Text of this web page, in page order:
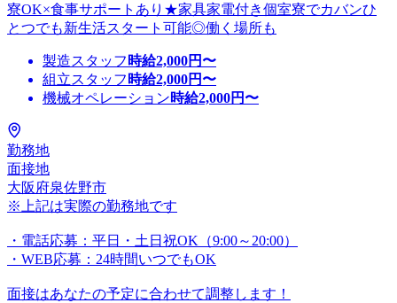
寮OK×食事サポートあり★家具家電付き個室寮でカバンひ
とつでも新生活スタート可能◎働く場所も
製造スタッフ 時給2,000円〜
組立スタッフ 時給2,000円〜
機械オペレーション時給2,000円〜
勤務地
面接地
大阪府泉佐野市
※上記は実際の勤務地です
・電話応募：平日・土日祝OK（9:00～20:00）
・WEB応募：24時間いつでもOK
面接はあなたの予定に合わせて調整します！